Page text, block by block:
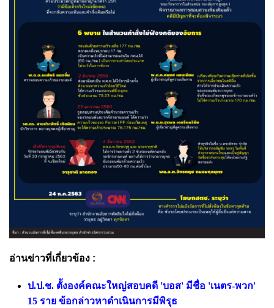
อ่านข่าวที่เกี่ยวข้อง :
ป.ป.ช. ตั้งองค์คณะใหญ่สอบคดี 'บอส' มีชื่อ 'เนตร-พวก'
15 ราย ข้อกล่าวหาดำเนินการมีพิรุธ